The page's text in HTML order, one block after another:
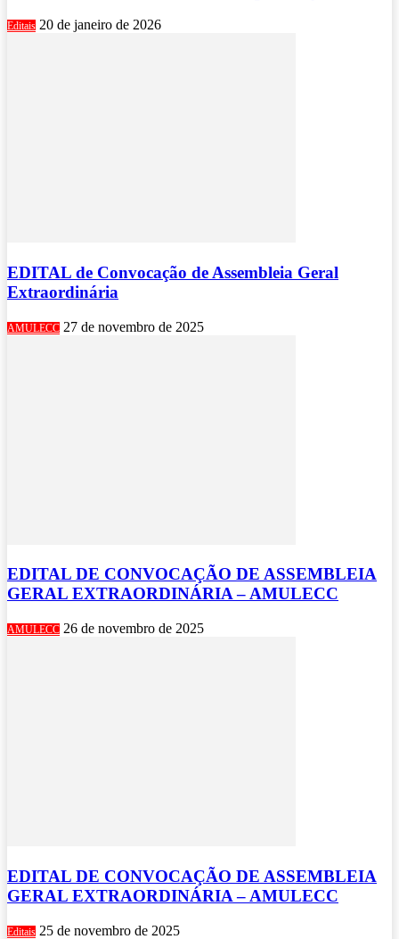
Editais 20 de janeiro de 2026
EDITAL de Convocação de Assembleia Geral
Extraordinária
AMULECC 27 de novembro de 2025
EDITAL DE CONVOCAÇÃO DE ASSEMBLEIA
GERAL EXTRAORDINÁRIA – AMULECC
AMULECC 26 de novembro de 2025
EDITAL DE CONVOCAÇÃO DE ASSEMBLEIA
GERAL EXTRAORDINÁRIA – AMULECC
Editais 25 de novembro de 2025